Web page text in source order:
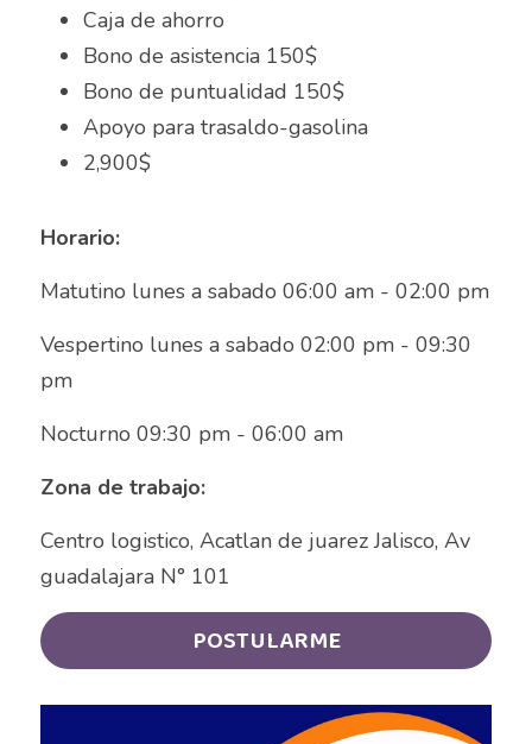
asesor de ventas
Asesor de Ventas
Asesor digital
Asesores Inmobiliarios
ASESOR INMOBILIARIO
AUXILIAR ADMINISTRATIVO CONTABLE
Auxiliar de almacén
Caja de ahorro
Bono de asistencia 150$
Bono de puntualidad 150$
Apoyo para trasaldo-gasolina
2,900$
Horario:
Vespertino lunes a sabado 02:00 pm - 09:30
pm
Zona de trabajo:
Centro logistico, Acatlan de juarez Jalisco, Av
guadalajara N° 101
POSTULARME